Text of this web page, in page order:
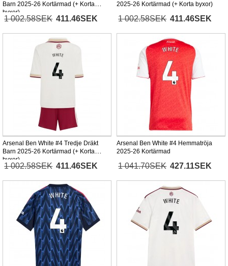
Barn 2025-26 Kortärmad (+ Korta
byxor)
1 002.58SEK 411.46SEK
2025-26 Kortärmad (+ Korta byxor)
1 002.58SEK 411.46SEK
Arsenal Ben White #4 Tredje Dräkt
Barn 2025-26 Kortärmad (+ Korta
byxor)
1 002.58SEK 411.46SEK
Arsenal Ben White #4 Hemmatröja
2025-26 Kortärmad
1 041.70SEK 427.11SEK